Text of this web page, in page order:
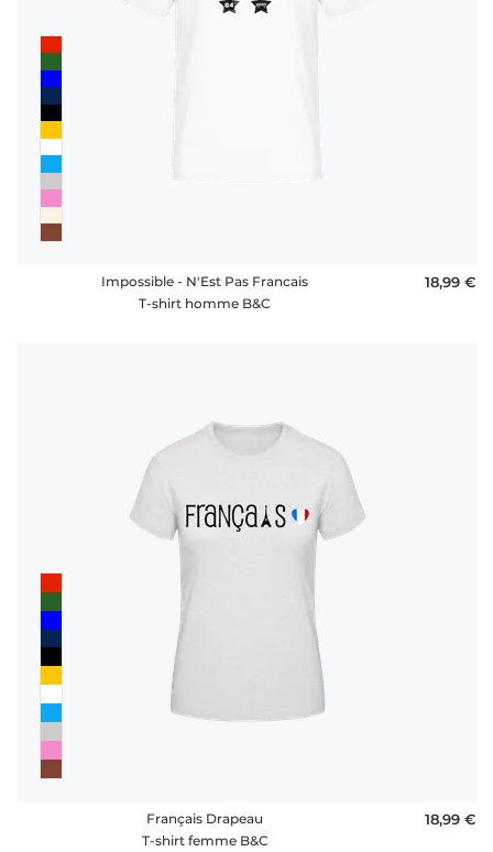
Impossible - N'Est Pas Francais
T-shirt homme B&C
18,99 €
Français Drapeau
T-shirt femme B&C
18,99 €